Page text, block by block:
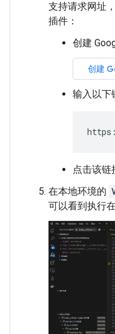
支持请求网址
插件：
创建
创建
输入以下
点击该链
在本地环境的
可以看到执行